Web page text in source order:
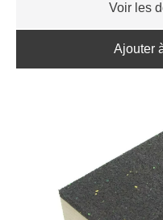
Voir les
Ajouter